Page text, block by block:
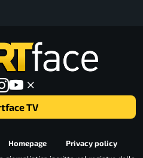
TV
Homepage
Privacy policy